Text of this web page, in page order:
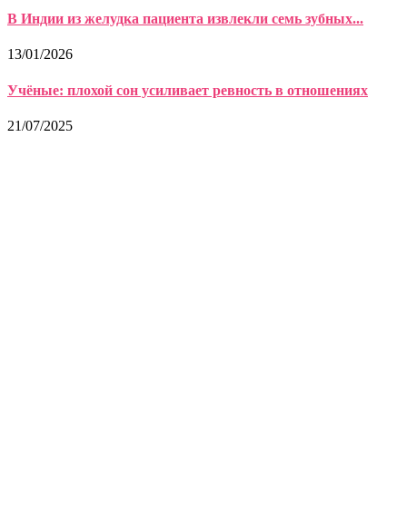
В Индии из желудка пациента извлекли семь зубных...
13/01/2026
Учёные: плохой сон усиливает ревность в отношениях
21/07/2025